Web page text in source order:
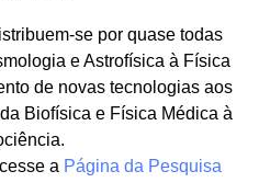
se por quase todas
e Astrofísica à Física
de novas tecnologias aos
Biofísica e Física Médica à
a Página da Pesquisa